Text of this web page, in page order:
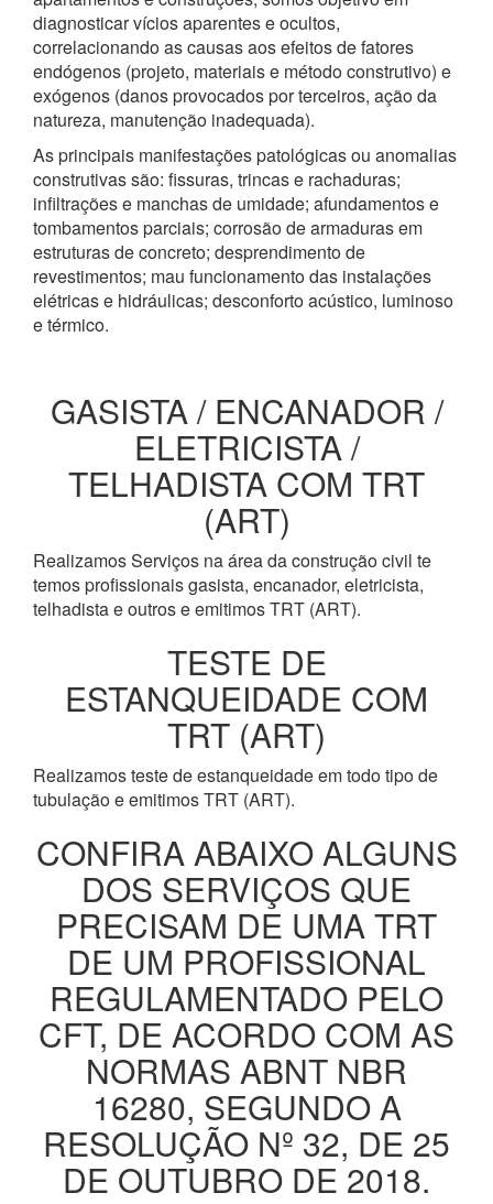
diagnosticar vícios aparentes e ocultos,
correlacionando as causas aos efeitos de fatores
endógenos (projeto, materiais e método construtivo) e
exógenos (danos provocados por terceiros, ação da
natureza, manutenção inadequada).
As principais manifestações patológicas ou anomalias
construtivas são: fissuras, trincas e rachaduras;
infiltrações e manchas de umidade; afundamentos e
tombamentos parciais; corrosão de armaduras em
estruturas de concreto; desprendimento de
revestimentos; mau funcionamento das instalações
elétricas e hidráulicas; desconforto acústico, luminoso
e térmico.
GASISTA / ENCANADOR /
ELETRICISTA /
TELHADISTA COM TRT
(ART)
Realizamos Serviços na área da construção civil te
temos profissionais gasista, encanador, eletricista,
telhadista e outros e emitimos TRT (ART).
TESTE DE
ESTANQUEIDADE COM
TRT (ART)
Realizamos teste de estanqueidade em todo tipo de
tubulação e emitimos TRT (ART).
CONFIRA ABAIXO ALGUNS
DOS SERVIÇOS QUE
PRECISAM DE UMA TRT
DE UM PROFISSIONAL
REGULAMENTADO PELO
CFT, DE ACORDO COM AS
NORMAS ABNT NBR
16280, SEGUNDO A
RESOLUÇÃO Nº 32, DE 25
DE OUTUBRO DE 2018.